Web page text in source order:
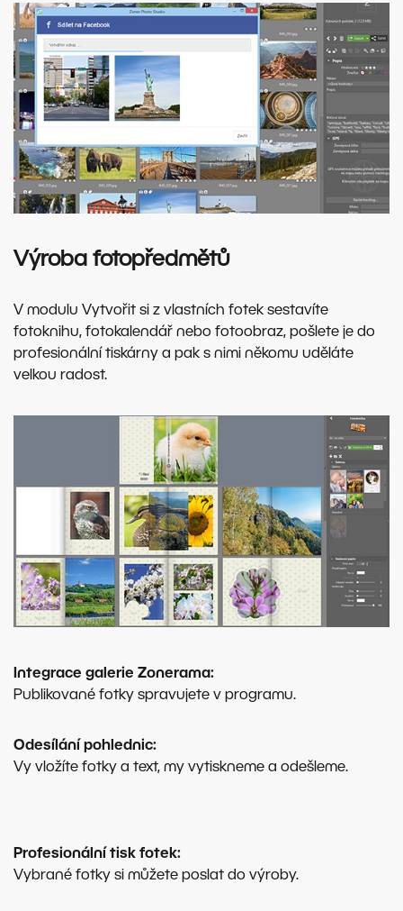
Výroba fotopředmětů
V modulu Vytvořit si z vlastních fotek sestavíte
fotoknihu, fotokalendář nebo fotoobraz, pošlete je do
profesionální tiskárny a pak s nimi někomu uděláte
velkou radost.
Integrace galerie Zonerama:
Publikované fotky spravujete v programu.
Odesílání pohlednic:
Vy vložíte fotky a text, my vytiskneme a odešleme.
Profesionální tisk fotek:
Vybrané fotky si můžete poslat do výroby.